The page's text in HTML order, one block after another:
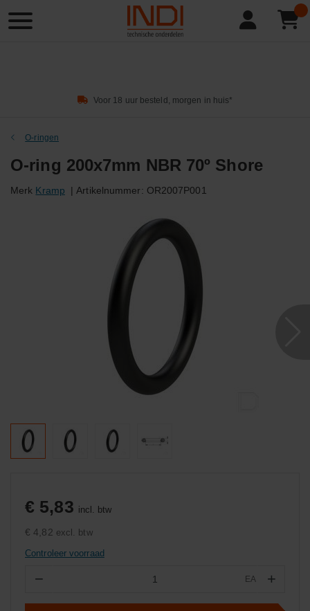
Product
zoeken
Voor 18 uur besteld, morgen in huis*
O-ringen
O-ring 200x7mm NBR 70º Shore
Merk Kramp | Artikelnummer: OR2007P001
€ 5,83 incl. btw
€ 4,82 excl. btw
Controleer voorraad
− EA +